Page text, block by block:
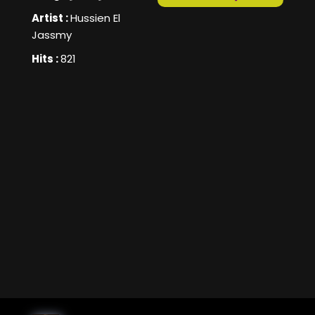
Artist :Hussien El
Jassmy
Hits :821